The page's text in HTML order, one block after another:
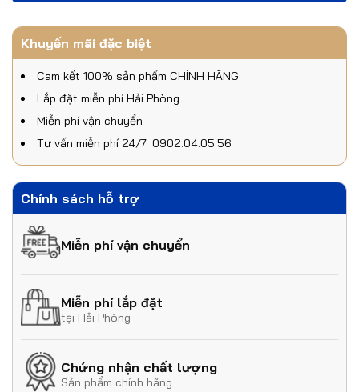
Khuyến mãi đặc biệt
Cam kết 100% sản phẩm CHÍNH HÃNG
Lắp đặt miễn phí Hải Phòng
Miễn phí vận chuyển
Tư vấn miễn phí 24/7: 0902.04.05.56
Chính sách hỗ trợ
Miễn phí vận chuyển
Miễn phí lắp đặt
tại Hải Phòng
Chứng nhận chất lượng
Sản phẩm chính hãng